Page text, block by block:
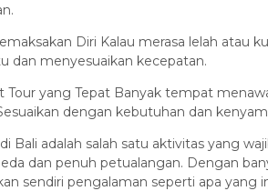
Diri Kalau merasa lelah atau
dan menyesuaikan kecepatan.
Tour yang Tepat Banyak tempat
dengan kebutuhan dan
Bali adalah salah satu aktivitas yang
dan penuh petualangan. Dengan
sendiri pengalaman seperti apa yang